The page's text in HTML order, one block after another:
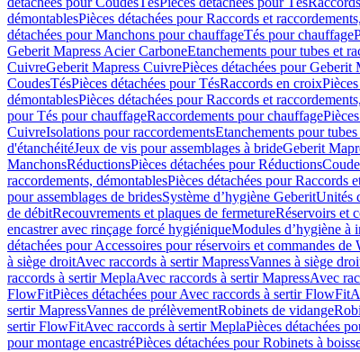
démontablesPièces détachées pour Raccords et
détachées pour Manchons pour chauffageTés pour chauffage
Geberit Mapress Acier CarboneEtanchements pour tubes et
CuivreGeberit Mapress CuivrePièces détachées pour Geberit
CoudesTésPièces détachées pour TésRaccords en croix
démontablesPièces détachées pour Raccords et
pour Tés pour chauffageRaccordements pour chauffage
CuivreIsolations pour raccordementsEtanchements pour
d'étanchéitéJeux de vis pour assemblages à brideGeberit
ManchonsRéductionsPièces détachées pour Réductions
raccordements, démontablesPièces détachées pour Raccords
pour assemblages de bridesSystème d’hygiène GeberitUnités
de débitRecouvrements et plaques de fermetureRéservoirs et
encastrer avec rinçage forcé hygiéniqueModules d’hygiène à
détachées pour Accessoires pour réservoirs et commandes
à siège droitAvec raccords à sertir MapressVannes à siège
raccords à sertir MeplaAvec raccords à sertir MapressAvec
FlowFitPièces détachées pour Avec raccords à sertir FlowFit
sertir MapressVannes de prélèvementRobinets de vidange
sertir FlowFitAvec raccords à sertir MeplaPièces détachées
pour montage encastréPièces détachées pour Robinets à